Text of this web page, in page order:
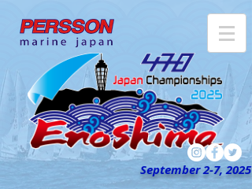
September 2-7, 2025